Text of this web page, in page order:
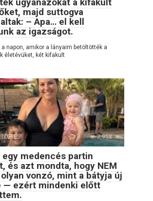
majd suttogva
– Apa… el kell
az igazságot.
a napon, amikor a lányaim betöltötték a
életévüket, két kifakult
0 2,958
medencés partin
és azt mondta, hogy NEM
olyan vonzó, mint a bátyja új
— ezért mindenki előtt